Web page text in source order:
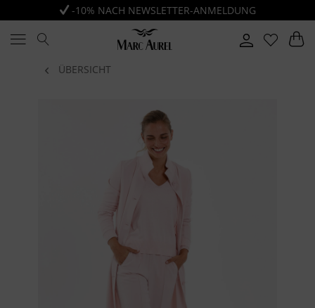
-10% NACH NEWSLETTER-ANMELDUNG
ÜBERSICHT